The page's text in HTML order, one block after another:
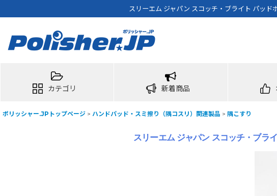
スリーエム ジャパン スコッチ・ブライト パッ
カテゴリ 新着商品
ポリッシャー.JPトップページ > ハンドパッド・スミ擦り（隅コスリ）関連製品 > 隅こすり
スリーエム ジャパン スコッチ・ブラ